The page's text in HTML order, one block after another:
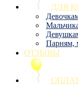
ДЛЯ
Парням,
ОТЗЫВЫ